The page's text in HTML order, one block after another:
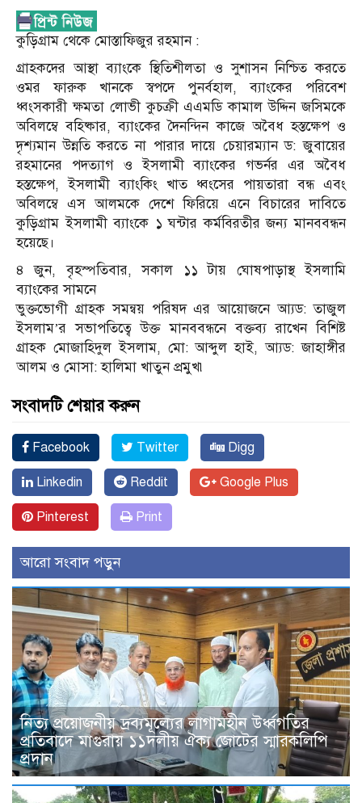
কুড়িগ্রাম থেকে মোস্তাফিজুর রহমান :
গ্রাহকদের আস্থা ব্যাংকে স্থিতিশীলতা ও সুশাসন নিশ্চিত করতে
ওমর ফারুক খানকে স্বপদে পুনর্বহাল, ব্যাংকের পরিবেশ
ধ্বংসকারী ক্ষমতা লোভী কুচক্রী এএমডি কামাল উদ্দিন জসিমকে
অবিলম্বে বহিষ্কার, ব্যাংকের দৈনন্দিন কাজে অবৈধ হস্তক্ষেপ ও
দৃশ্যমান উন্নতি করতে না পারার দায়ে চেয়ারম্যান ড: জুবায়ের
রহমানের পদত্যাগ ও ইসলামী ব্যাংকের গভর্নর এর অবৈধ
হস্তক্ষেপ, ইসলামী ব্যাংকিং খাত ধ্বংসের পায়তারা বন্ধ এবং
অবিলম্বে এস আলমকে দেশে ফিরিয়ে এনে বিচারের দাবিতে
কুড়িগ্রাম ইসলামী ব্যাংকে ১ ঘন্টার কর্মবিরতীর জন্য মানববন্ধন
হয়েছে।
৪ জুন, বৃহস্পতিবার, সকাল ১১ টায় ঘোষপাড়াস্থ ইসলামি
ব্যাংকের সামনে
ভুক্তভোগী গ্রাহক সমন্বয় পরিষদ এর আয়োজনে আ্যড: তাজুল
ইসলাম’র সভাপতিত্বে উক্ত মানববন্ধনে বক্তব্য রাখেন বিশিষ্ট
গ্রাহক মোজাহিদুল ইসলাম, মো: আব্দুল হাই, আ্যড: জাহাঙ্গীর
আলম ও মোসা: হালিমা খাতুন প্রমুখ৷
সংবাদটি শেয়ার করুন
Facebook Twitter Digg
Linkedin Reddit Google Plus
Pinterest Print
আরো সংবাদ পড়ুন
নিত্য প্রয়োজনীয় দ্রব্যমূল্যের লাগামহীন উর্ধ্বগতির
প্রতিবাদে মাগুরায় ১১দলীয় ঐক্য জোটের স্মারকলিপি
প্রদান